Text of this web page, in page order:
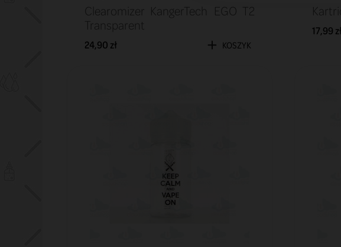
Clearomizer KangerTech EGO T2
Transparent
24,90 zł KOSZYK
17,99